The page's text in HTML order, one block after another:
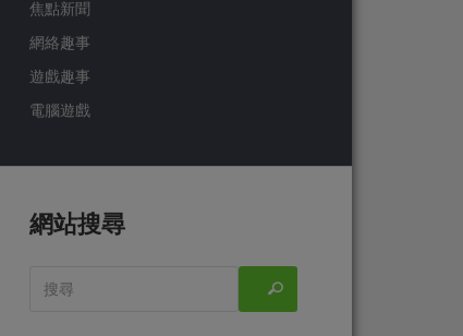
焦點新聞
網絡趣事
遊戲趣事
電腦遊戲
網站搜尋